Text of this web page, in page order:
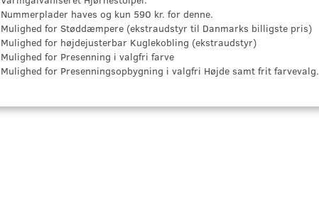
Nummerplader haves og kun 590 kr. for denne.
Mulighed for Støddæmpere (ekstraudstyr til Danmarks billigste pris)
Mulighed for højdejusterbar Kuglekobling (ekstraudstyr)
Mulighed for Presenning i valgfri farve
Mulighed for Presenningsopbygning i valgfri Højde samt frit farvevalg.